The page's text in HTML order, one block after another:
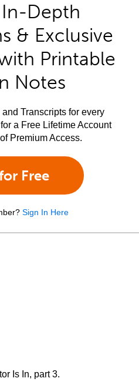
Depth
& Exclusive
Printable
Notes
Transcripts for every
a Free Lifetime Account
Premium Access.
Free
Sign In Here
Is In, part 3.